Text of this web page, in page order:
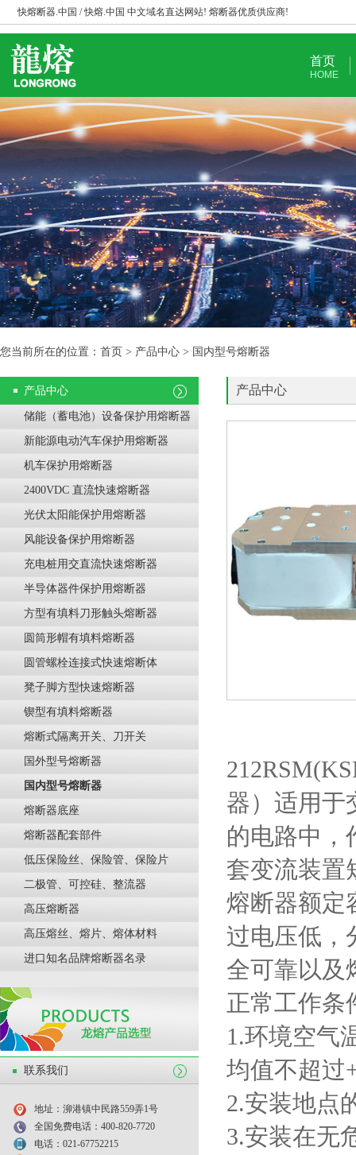
快熔断器.中国 / 快熔.中国 中文域名直达网站! 熔断器优质供应商!
首页
HOME
您当前所在的位置：首页 > 产品中心 > 国内型号熔断器
产品中心
储能（蓄电池）设备保护用熔断器
新能源电动汽车保护用熔断器
机车保护用熔断器
2400VDC 直流快速熔断器
光伏太阳能保护用熔断器
风能设备保护用熔断器
充电桩用交直流快速熔断器
半导体器件保护用熔断器
方型有填料刀形触头熔断器
圆筒形帽有填料熔断器
圆管螺栓连接式快速熔断体
凳子脚方型快速熔断器
锲型有填料熔断器
熔断式隔离开关、刀开关
国外型号熔断器
国内型号熔断器
熔断器底座
熔断器配套部件
低压保险丝、保险管、保险片
二极管、可控硅、整流器
高压熔断器
高压熔丝、熔片、熔体材料
进口知名品牌熔断器名录
联系我们
地址：泖港镇中民路559弄1号
全国免费电话：400-820-7720
电话：021-67752215
产品中心
器）适用于
的电路中，
套变流装置
熔断器额定
过电压低，
全可靠以及
正常工作条
1.环境空气
均值不超过
2.安装地点
3.安装在无